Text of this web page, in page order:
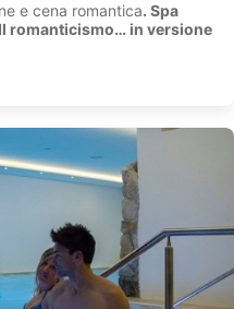
e cena romantica. Spa
romanticismo… in versione